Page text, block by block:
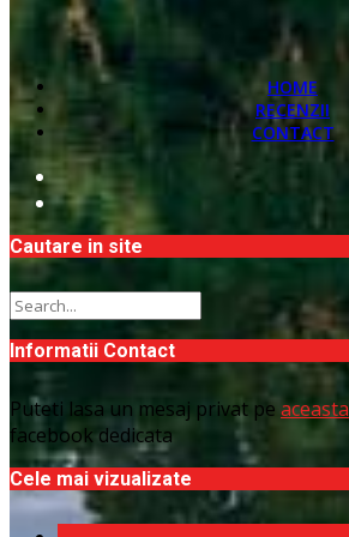
HOME
RECENZII
CONTACT
Cautare in site
Informatii Contact
Puteti lasa un mesaj privat pe aceasta
facebook dedicata
Cele mai vizualizate